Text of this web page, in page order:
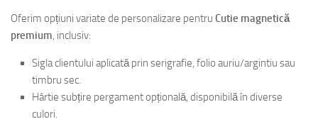
Oferim opțiuni variate de personalizare pentru Cutie magnetică
premium, inclusiv:
Sigla clientului aplicată prin serigrafie, folio auriu/argintiu sau
timbru sec.
Hârtie subțire pergament opțională, disponibilă în diverse
culori.